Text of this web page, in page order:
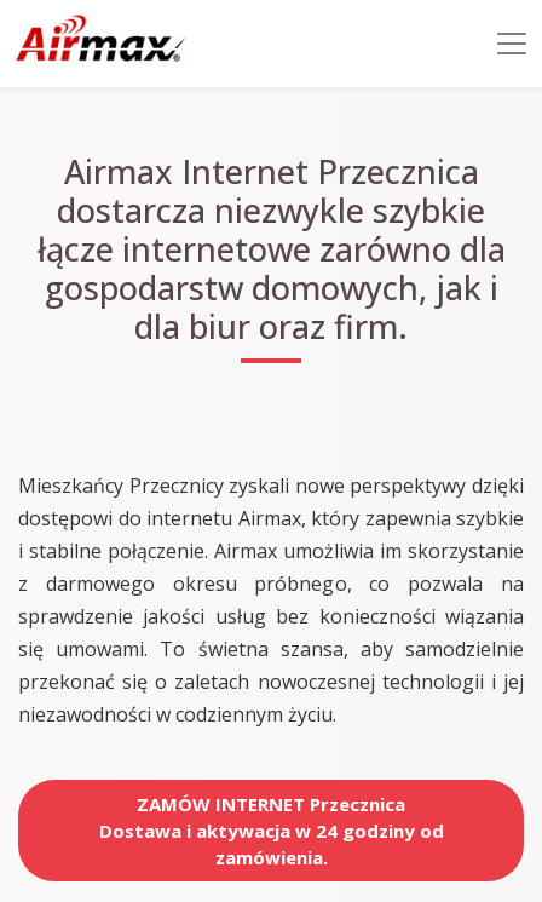
Airmax Internet Przecznica
dostarcza niezwykle szybkie
łącze internetowe zarówno dla
gospodarstw domowych, jak i
dla biur oraz firm.
Mieszkańcy Przecznicy zyskali nowe perspektywy dzięki
dostępowi do internetu Airmax, który zapewnia szybkie
i stabilne połączenie. Airmax umożliwia im skorzystanie
z darmowego okresu próbnego, co pozwala na
sprawdzenie jakości usług bez konieczności wiązania
się umowami. To świetna szansa, aby samodzielnie
przekonać się o zaletach nowoczesnej technologii i jej
niezawodności w codziennym życiu.
ZAMÓW INTERNET Przecznica
Dostawa i aktywacja w 24 godziny od
zamówienia.